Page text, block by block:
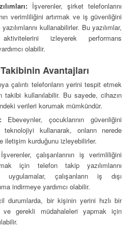
İşverenler, şirket telefonlarını
verimliliğini artırmak ve iş güvenliğini
kullanabilirler. Bu yazılımlar,
izleyerek performans
olabilir.
Avantajları
çalıntı telefonların yerini tespit etmek
kullanılabilir. Bu sayede, cihazın
verileri korumak mümkündür.
Ebeveynler, çocuklarının güvenliğini
kullanarak, onların nerede
iletişim kurduğunu izleyebilirler.
İşverenler, çalışanlarının iş verimliliğini
için telefon takip yazılımlarını
uygulamalar, çalışanların iş dışı
indirmeye yardımcı olabilir.
durumlarda, bir kişinin yerini hızlı bir
ve gerekli müdahaleleri yapmak için